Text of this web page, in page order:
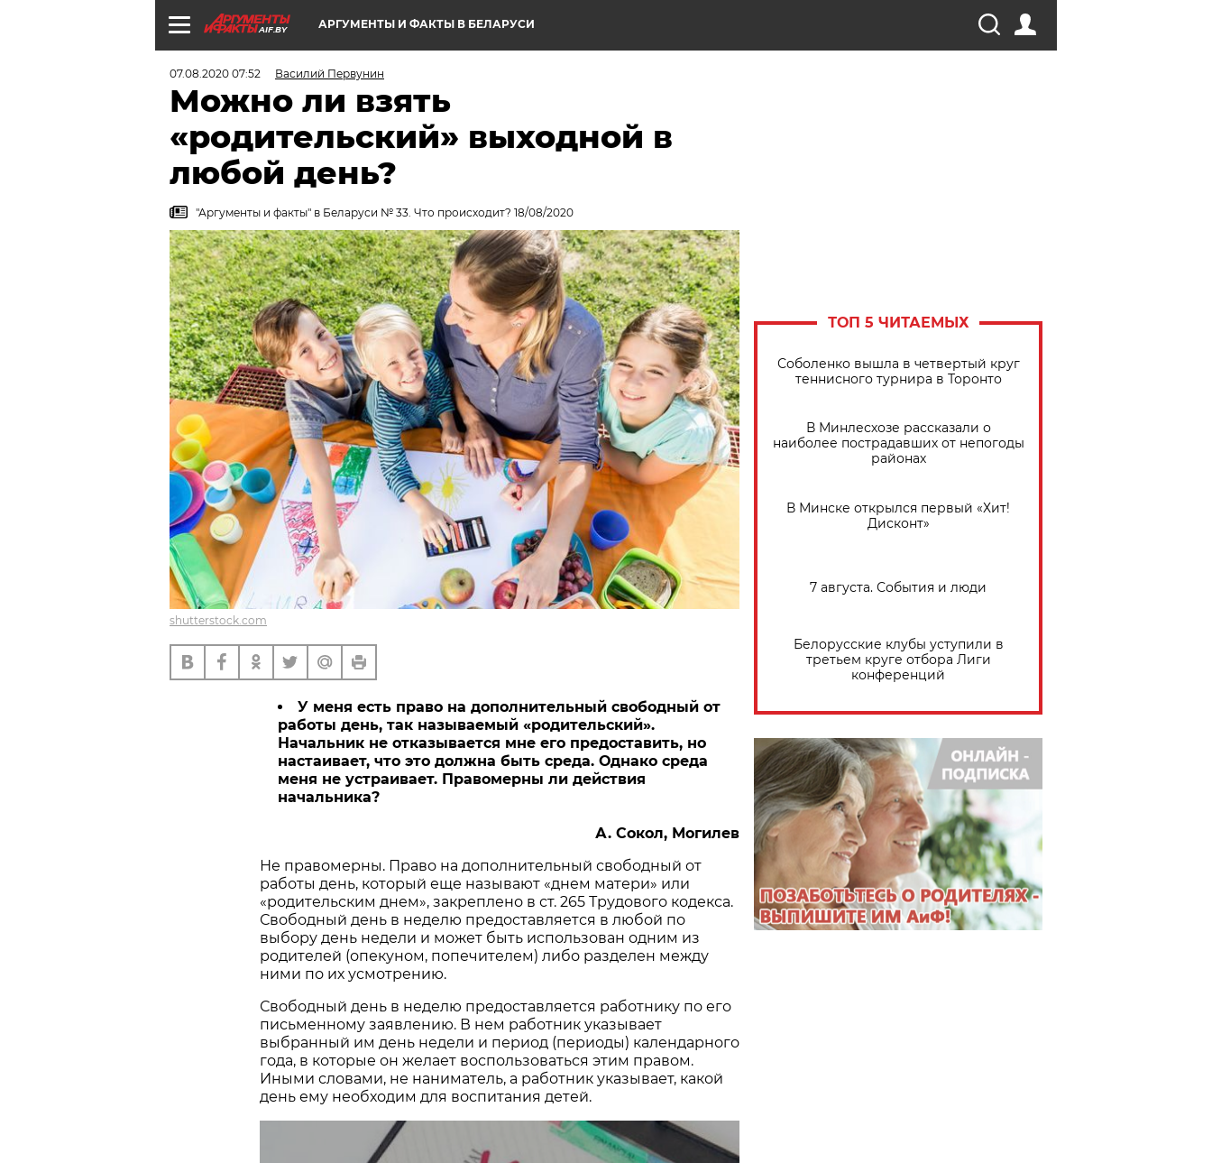
AIF.BY АРГУМЕНТЫ И ФАКТЫ В БЕЛАРУСИ
07.08.2020 07:52 Василий Первунин
Можно ли взять
«родительский» выходной в
любой день?
"Аргументы и факты" в Беларуси № 33. Что происходит? 18/08/2020
shutterstock.com
У меня есть право на дополнительный свободный от
работы день, так называемый «родительский».
Начальник не отказывается мне его предоставить, но
настаивает, что это должна быть среда. Однако среда
меня не устраивает. Правомерны ли действия
начальника?
А. Сокол, Могилев
Не правомерны. Право на дополнительный свободный от
работы день, который еще называют «днем матери» или
«родительским днем», закреплено в ст. 265 Трудового кодекса.
Свободный день в неделю предоставляется в любой по
выбору день недели и может быть использован одним из
родителей (опекуном, попечителем) либо разделен между
ними по их усмотрению.
Свободный день в неделю предоставляется работнику по его
письменному заявлению. В нем работник указывает
выбранный им день недели и период (периоды) календарного
года, в которые он желает воспользоваться этим правом.
Иными словами, не наниматель, а работник указывает, какой
день ему необходим для воспитания детей.
ТОП 5 ЧИТАЕМЫХ
Соболенко вышла в четвертый круг
теннисного турнира в Торонто
В Минлесхозе рассказали о
наиболее пострадавших от непогоды
районах
В Минске открылся первый «Хит!
Дисконт»
7 августа. События и люди
Белорусские клубы уступили в
третьем круге отбора Лиги
конференций